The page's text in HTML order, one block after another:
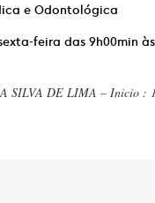
e Odontológica
feira das 9h00min
SILVA DE LIMA – Inicio :